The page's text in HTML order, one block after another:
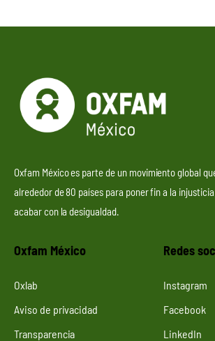
Oxfam México es parte de un movimiento global
alrededor de 80 países para poner fin a la
acabar con la desigualdad.
Oxfam México
Oxlab
Aviso de privacidad
Transparencia
Redes
Instagram
Facebook
LinkedIn